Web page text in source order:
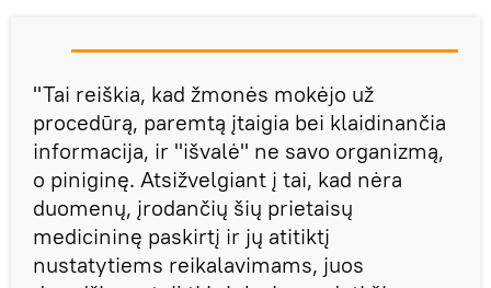
"Tai reiškia, kad žmonės mokėjo už
procedūrą, paremtą įtaigia bei klaidinančia
informacija, ir "išvalė" ne savo organizmą,
o piniginę. Atsižvelgiant į tai, kad nėra
duomenų, įrodančių šių prietaisų
medicininę paskirtį ir jų atitiktį
nustatytiems reikalavimams, juos